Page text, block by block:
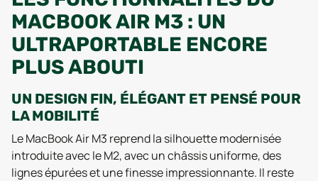
MACBOOK AIR M3 : UN
ULTRAPORTABLE ENCORE
PLUS ABOUTI
UN DESIGN FIN, ÉLÉGANT ET PENSÉ POUR
LA MOBILITÉ
Le MacBook Air M3 reprend la silhouette modernisée
introduite avec le M2, avec un châssis uniforme, des
lignes épurées et une finesse impressionnante. Il reste